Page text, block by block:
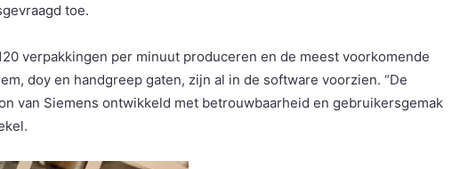
toe.
verpakkingen per minuut produceren en de meest voorkomende
doy en handgreep gaten, zijn al in de software voorzien. “De
van Siemens ontwikkeld met betrouwbaarheid en gebruikersgemak